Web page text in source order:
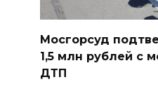
Мосгорсуд
1,5 млн рублей с
ДТП